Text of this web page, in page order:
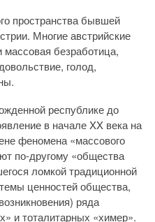
пространства бывшей
Многие австрийские
массовая безработица,
голод,
республике до
в начале XX века на
феномена «массового
по-другому «общества
ломкой традиционной
ценностей общества,
ряда
и тоталитарных «химер».